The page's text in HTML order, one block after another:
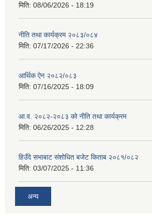
मिति: 08/06/2026 - 18:19
नीति तथा कार्यक्रम २०८३/०८४
मिति: 07/17/2026 - 22:36
आर्थिक ऐन २०८२/०८३
मिति: 07/16/2025 - 18:09
आ.व. २०८२-२०८३ को नीति तथा कार्यक्रम
मिति: 06/26/2025 - 12:28
हिउँदे सभाबाट संशोधित बजेट किताब २०८१/०८२
मिति: 03/07/2025 - 11:36
अन्य